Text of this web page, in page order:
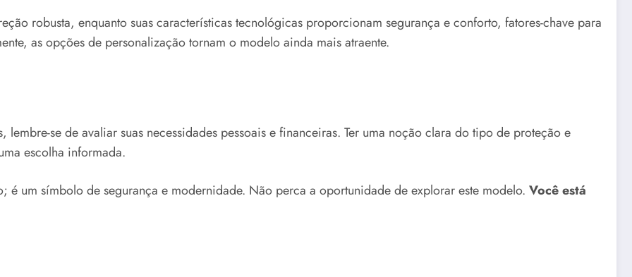
robusta, enquanto suas características tecnológicas proporcionam segurança e conforto, fatores-chave para
as opções de personalização tornam o modelo ainda mais atraente.
lembre-se de avaliar suas necessidades pessoais e financeiras. Ter uma noção clara do tipo de proteção e
escolha informada.
é um símbolo de segurança e modernidade. Não perca a oportunidade de explorar este modelo. Você está